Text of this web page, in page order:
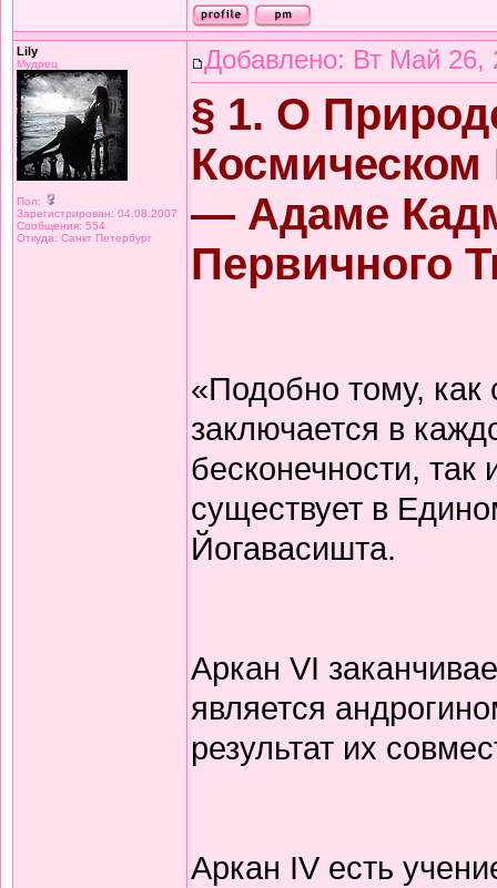
Lily
Мудрец
Пол:
Зарегистрирован: 04.08.2007
Сообщения: 554
Откуда: Санкт Петербург
Добавлено: Вт Май 26,
§ 1. О
Космическом
— Адаме
Первичного
«Подобно тому, как
заключается в
бесконечности,
существует в
Йогавасишта.
Аркан VI
является
результат их
Аркан IV есть